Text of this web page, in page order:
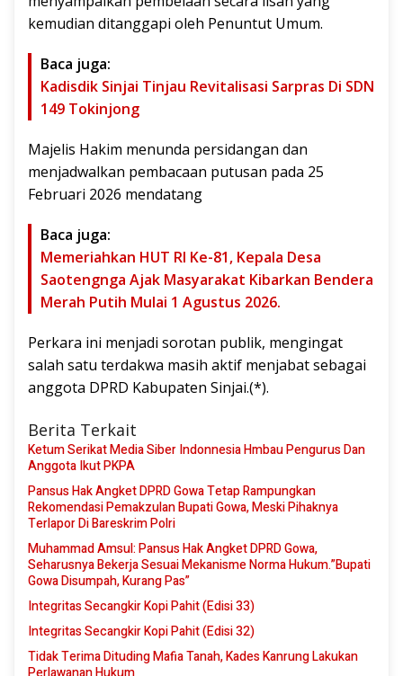
kemudian ditanggapi oleh Penuntut Umum.
Baca juga:
Kadisdik Sinjai Tinjau Revitalisasi Sarpras Di SDN
149 Tokinjong
Majelis Hakim menunda persidangan dan
menjadwalkan pembacaan putusan pada 25
Februari 2026 mendatang
Baca juga:
Memeriahkan HUT RI Ke-81, Kepala Desa
Saotengnga Ajak Masyarakat Kibarkan Bendera
Merah Putih Mulai 1 Agustus 2026.
Perkara ini menjadi sorotan publik, mengingat
salah satu terdakwa masih aktif menjabat sebagai
anggota DPRD Kabupaten Sinjai.(*).
Berita Terkait
Ketum Serikat Media Siber Indonnesia Hmbau Pengurus Dan
Anggota Ikut PKPA
Pansus Hak Angket DPRD Gowa Tetap Rampungkan
Rekomendasi Pemakzulan Bupati Gowa, Meski Pihaknya
Terlapor Di Bareskrim Polri
Muhammad Amsul: Pansus Hak Angket DPRD Gowa,
Seharusnya Bekerja Sesuai Mekanisme Norma Hukum.”Bupati
Gowa Disumpah, Kurang Pas”
Integritas Secangkir Kopi Pahit (Edisi 33)
Integritas Secangkir Kopi Pahit (Edisi 32)
Tidak Terima Dituding Mafia Tanah, Kades Kanrung Lakukan